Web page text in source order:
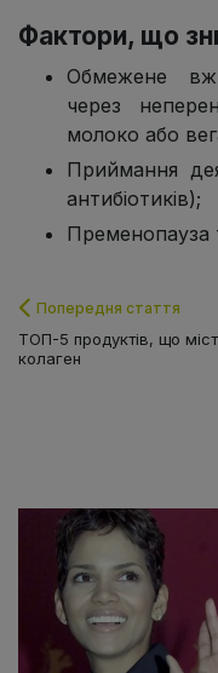
Фактори, що
Обмежене
через
молоко або
Приймання
антибіотиків);
Пременопауза
Попередня стаття
ТОП-5 продуктів, що
колаген